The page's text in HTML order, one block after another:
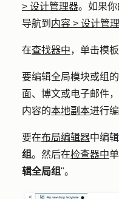
> 设计管理器。如果
导航到 内容 > 设计管
在查找器中，单击模板
要编辑全局模块或组
面、博文或电子邮件
内容的本地副本进行编
要在布局编辑器中编
组。然后在检查器中
辑全局组"。